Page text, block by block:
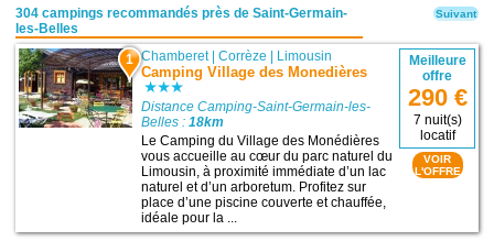
304 campings recommandés près de Saint-Germain-
les-Belles
1 Chamberet|Corrèze | Limousin
Camping Village des Monedières
Distance Camping-Saint-Germain-les-
Belles :18km
Le Camping du Village des Monédières
vous accueille au cœur du parc naturel du
Limousin, à proximité immédiate d’un lac
naturel et d’un arboretum. Profitez sur
place d’une piscine couverte et chauffée,
idéale pour la ...
Meilleure
offre
290 €
7 nuit(s)
locatif
VOIR
L'OFFRE
Suivant